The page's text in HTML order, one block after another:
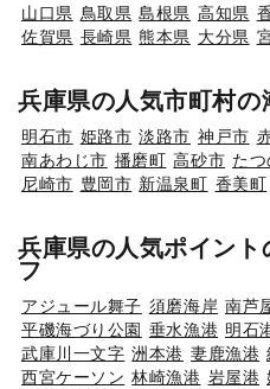
山口県 鳥取県 島根県 高知県
佐賀県 長崎県 熊本県 大分県
兵庫県の人気市町村
明石市 姫路市 淡路市 神戸市
南あわじ市 播磨町 高砂市 た
尼崎市 豊岡市 新温泉町 香美町
兵庫県の人気ポイント
フ
アジュール舞子 須磨海岸 南芦
平磯海づり公園 垂水漁港 明石
武庫川一文字 洲本港 妻鹿漁港
西宮ケーソン 林崎漁港 岩屋港